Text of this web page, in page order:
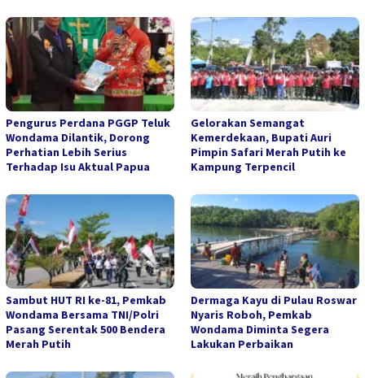
Pengurus Perdana PGGP Teluk
Wondama Dilantik, Dorong
Perhatian Lebih Serius
Terhadap Isu Aktual Papua
Gelorakan Semangat
Kemerdekaan, Bupati Auri
Pimpin Safari Merah Putih ke
Kampung Terpencil
Sambut HUT RI ke-81, Pemkab
Wondama Bersama TNI/Polri
Pasang Serentak 500 Bendera
Merah Putih
Dermaga Kayu di Pulau Roswar
Nyaris Roboh, Pemkab
Wondama Diminta Segera
Lakukan Perbaikan